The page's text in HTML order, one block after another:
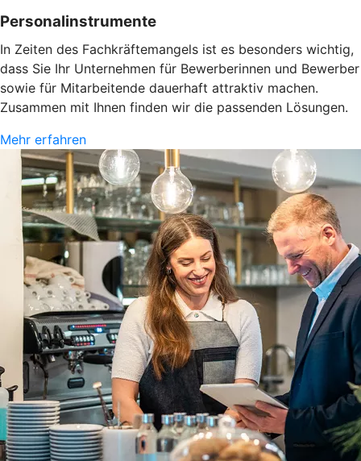
Personalinstrumente
In Zeiten des Fachkräftemangels ist es besonders wichtig,
dass Sie Ihr Unternehmen für Bewerberinnen und Bewerber
sowie für Mitarbeitende dauerhaft attraktiv machen.
Zusammen mit Ihnen finden wir die passenden Lösungen.
Mehr erfahren